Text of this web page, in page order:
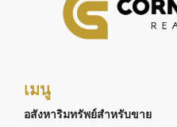
เมนู
อสังหาริมทรัพย์สำหรับขาย